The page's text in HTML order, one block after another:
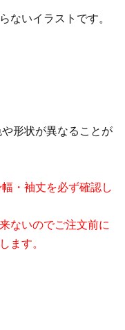
ないイラストです。
形状が異なることが
・袖丈を必ず確認し
ないのでご注文前に
ます。